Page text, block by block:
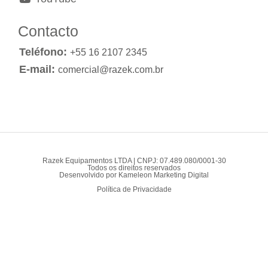
Contacto
Teléfono: +55 16 2107 2345
E-mail: comercial@razek.com.br
Razek Equipamentos LTDA | CNPJ: 07.489.080/0001-30
Todos os direitos reservados
Desenvolvido por Kameleon Marketing Digital
Política de Privacidade